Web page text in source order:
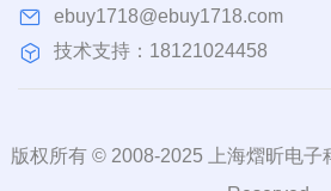
ebuy1718@ebuy1718.com
技术支持：18121024458
版权所有 © 2008-2025 上海熠昕电